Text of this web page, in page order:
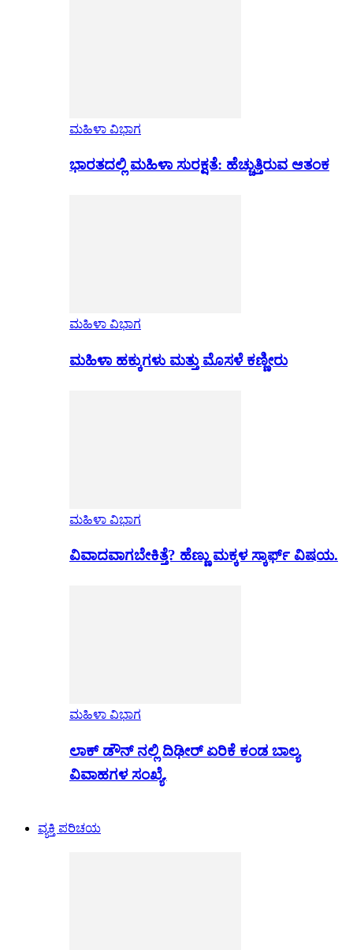
ಮಹಿಳಾ ವಿಭಾಗ
ಭಾರತದಲ್ಲಿ ಮಹಿಳಾ ಸುರಕ್ಷತೆ: ಹೆಚ್ಚುತ್ತಿರುವ ಆತಂಕ
ಮಹಿಳಾ ವಿಭಾಗ
ಮಹಿಳಾ ಹಕ್ಕುಗಳು ಮತ್ತು ಮೊಸಳೆ ಕಣ್ಣೀರು
ಮಹಿಳಾ ವಿಭಾಗ
ವಿವಾದವಾಗಬೇಕಿತ್ತೆ? ಹೆಣ್ಣು ಮಕ್ಕಳ ಸ್ಕಾರ್ಫ್ ವಿಷಯ.
ಮಹಿಳಾ ವಿಭಾಗ
ಲಾಕ್ ಡೌನ್ ನಲ್ಲಿ ದಿಢೀರ್ ಏರಿಕೆ ಕಂಡ ಬಾಲ್ಯ
ವಿವಾಹಗಳ ಸಂಖ್ಯೆ.
ವ್ಯಕ್ತಿ ಪರಿಚಯ